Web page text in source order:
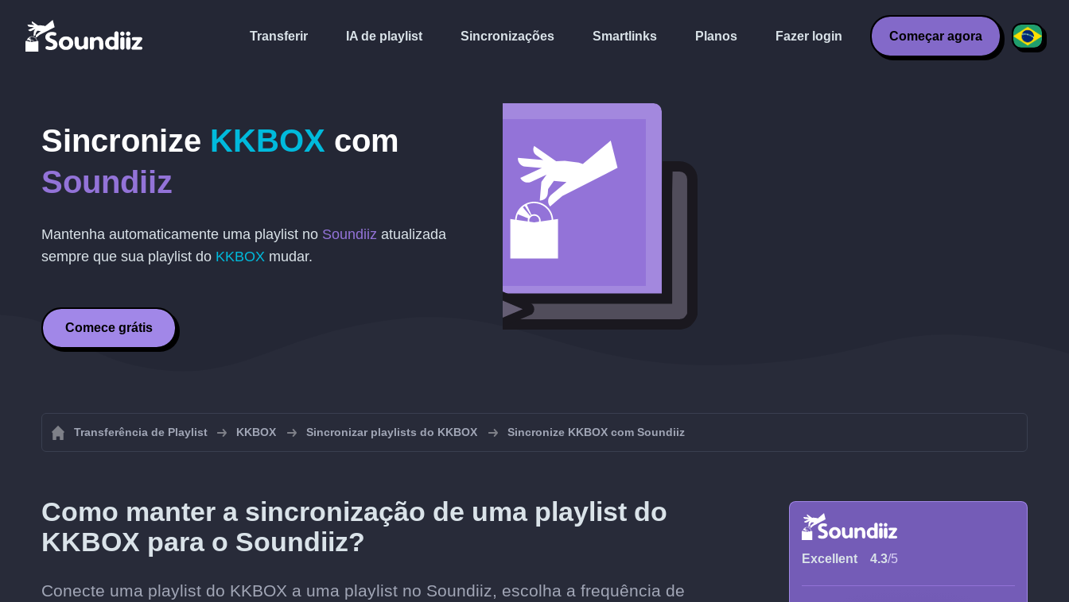
Transferir IA de playlist Sincronizações Smartlinks Planos Fazer login Começar agora
Sincronize KKBOX com
Soundiiz
Mantenha automaticamente uma playlist no Soundiiz atualizada
sempre que sua playlist do KKBOX mudar.
Comece grátis
Transferência de Playlist KKBOX Sincronizar playlists do KKBOX Sincronize KKBOX com Soundiiz
Como manter a sincronização de uma playlist do
KKBOX para o Soundiiz?
Conecte uma playlist do KKBOX a uma playlist no Soundiiz, escolha a frequência de
Excellent 4.3/5